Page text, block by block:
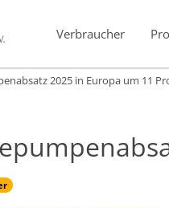
Verbraucher
2025 in Europa um 11